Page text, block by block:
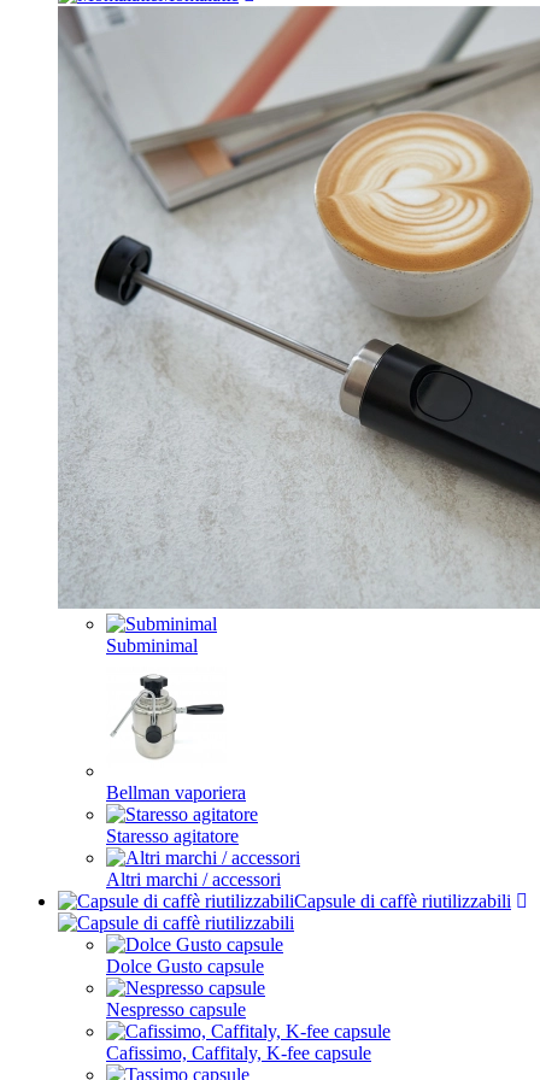
Subminimal
Bellman vaporiera
Staresso agitatore
Altri marchi / accessori
Capsule di caffè riutilizzabili
Dolce Gusto capsule
Nespresso capsule
Cafissimo, Caffitaly, K-fee capsule